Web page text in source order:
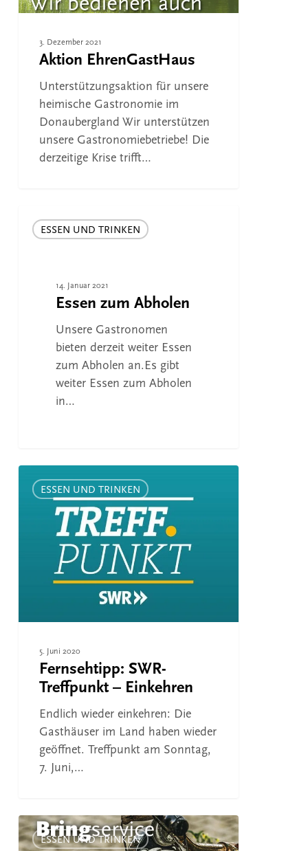
3. Dezember 2021
Aktion EhrenGastHaus
Unterstützungsaktion für unsere
heimische Gastronomie im
Donaubergland Wir unterstützen
unsere Gastronomiebetriebe! Die
derzeitige Krise trifft…
zum ESSEN UND TRINKEN
14. Januar 2021
Essen zum Abholen
Unsere Gastronomen
bieten derzeit weiter Essen
zum Abholen an.Es gibt
weiter Essen zum Abholen
in…
SWR-
Treffpunkt
Einkehren
ESSEN UND TRINKEN
5. Juni 2020
Fernsehtipp: SWR-
Treffpunkt – Einkehren
Endlich wieder einkehren: Die
Gasthäuser im Land haben wieder
geöffnet. Treffpunkt am Sonntag,
7. Juni,…
Gastronomen
kochenESSEN UND TRINKEN